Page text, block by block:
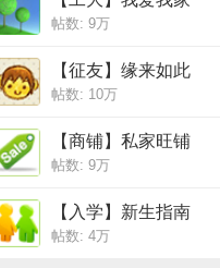
帖数: 9万
【征友】缘来如此
帖数: 10万
【商铺】私家旺铺
帖数: 9万
【入学】新生指南
帖数: 4万